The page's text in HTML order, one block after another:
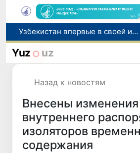
Узбекистан впервые в своей истории примет престижную Международную олимпиаду по информатике IOI 2026
Число пользователей мобильного интернета в Узбекистане за 10 лет выросло в 4,3 раза
Yuz uz
Назад к новостям
Внесены изменения
внутреннего
изоляторов
содержания